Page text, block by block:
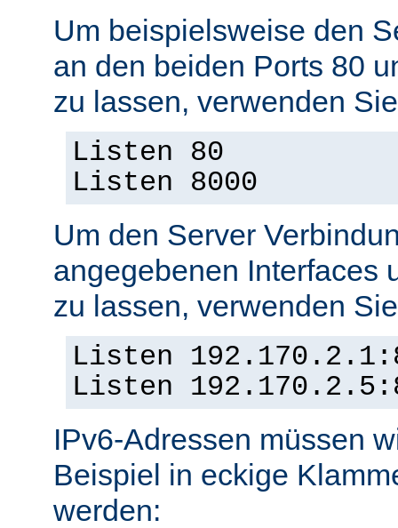
Um beispielsweise den
an den beiden Ports 80
zu lassen, verwenden
Listen 80
Listen 8000
Um den Server
angegebenen Interfaces
zu lassen, verwenden
Listen
Listen
IPv6-Adressen müssen
Beispiel in eckige
werden: